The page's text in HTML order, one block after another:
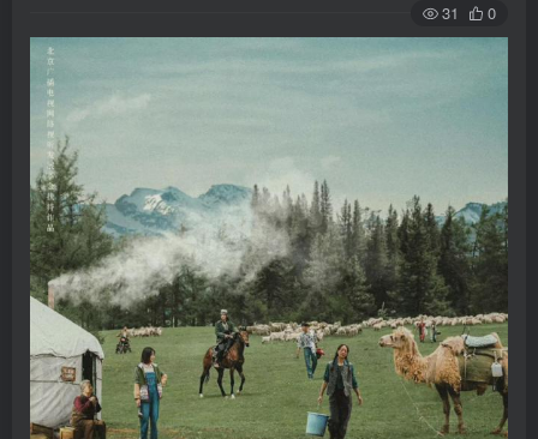
31 0